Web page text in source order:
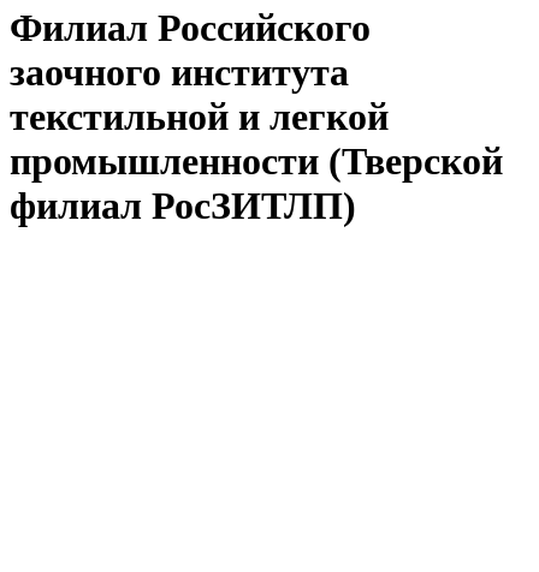
Филиал Российского
заочного института
текстильной и легкой
промышленности (Тверской
филиал РосЗИТЛП)